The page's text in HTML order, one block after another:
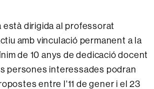
està dirigida al professorat
amb vinculació permanent a la
de 10 anys de dedicació docent
persones interessades podran
entre l'11 de gener i el 23